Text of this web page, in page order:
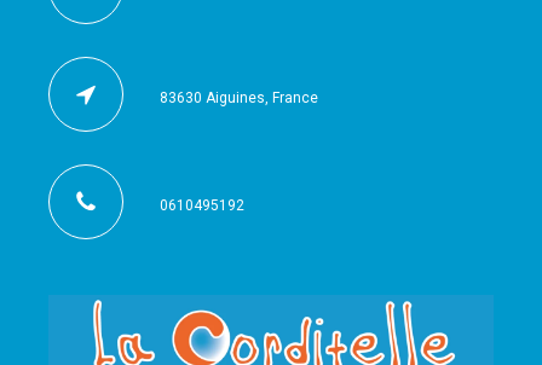
83630 Aiguines, France
0610495192